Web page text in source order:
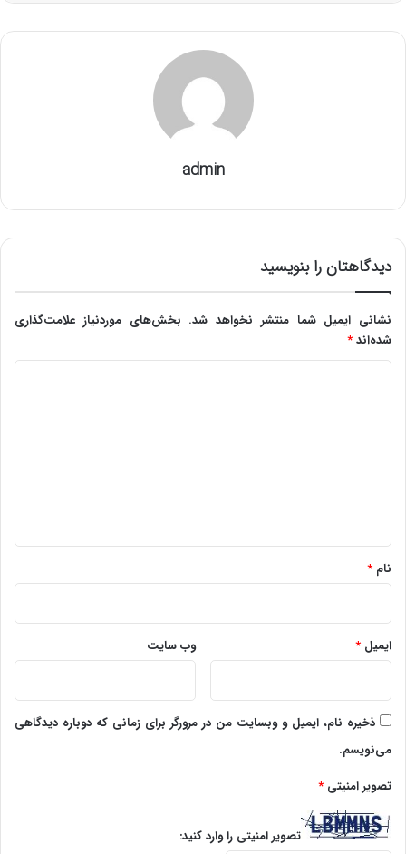
admin
دیدگاهتان را بنویسید
نشانی ایمیل شما منتشر نخواهد شد. بخش‌های موردنیاز علامت‌گذاری
شده‌اند*
نام *
ایمیل * وب‌ سایت
ذخیره نام، ایمیل و وبسایت من در مرورگر برای زمانی که دوباره دیدگاهی
می‌نویسم.
تصویر امنیتی *
تصویر امنیتی را وارد کنید: